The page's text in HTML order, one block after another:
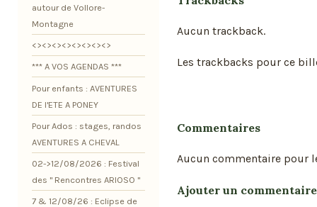
Aucun trackback.
Les trackbacks pour ce
Commentaires
Aucun commentaire pour
Ajouter un commentaire
autour de Vollore-
Montagne
<><><><><><><><>
*** A VOS AGENDAS ***
Pour enfants : AVENTURES
DE l'ETE A PONEY
Pour Ados : stages, randos
AVENTURES A CHEVAL
02->12/08/2026 : Festival
des " Rencontres ARIOSO "
7 & 12/08/26 : Eclipse de